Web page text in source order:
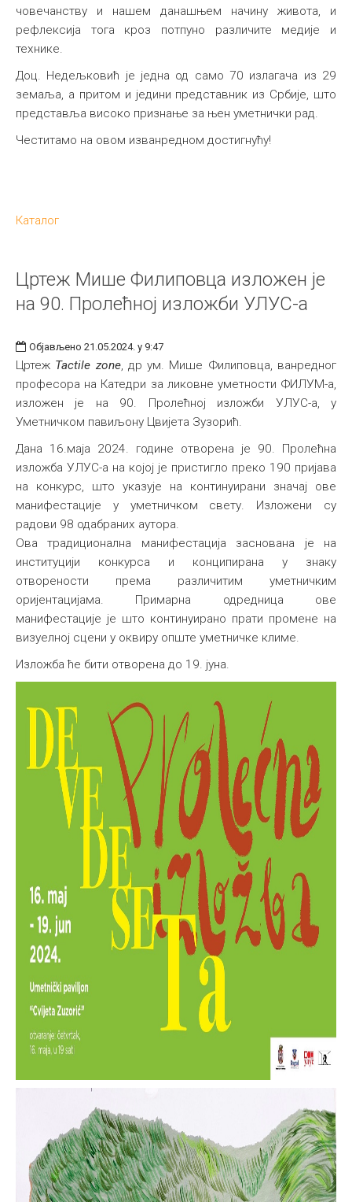
човечанству и нашем данашњем начину живота, и
рефлексија тога кроз потпуно различите медије и
технике.
Доц. Недељковић је једна од само 70 излагача из 29
земаља, а притом и једини представник из Србије, што
представља високо признање за њен уметнички рад.
Честитамо на овом изванредном достигнућу!
Каталог
Цртеж Мише Филиповца изложен је
на 90. Пролећној изложби УЛУС-а
Објављено 21.05.2024. у 9:47
Цртеж Tactile zone, др ум. Мише Филиповца, ванредног
професора на Катедри за ликовне уметности ФИЛУМ-а,
изложен је на 90. Пролећној изложби УЛУС-а, у
Уметничком павиљону Цвијета Зузорић.
Дана 16.маја 2024. године отворена је 90. Пролећна
изложба УЛУС-а на којој је пристигло преко 190 пријава
на конкурс, што указује на континуирани значај ове
манифестације у уметничком свету. Изложени су
радови 98 одабраних аутора.
Ова традиционална манифестација заснована је на
институцији конкурса и конципирана у знаку
отворености према различитим уметничким
оријентацијама. Примарна одредница ове
манифестације је што континуирано прати промене на
визуелној сцени у оквиру опште уметничке климе.
Изложба ће бити отворена до 19. јуна.